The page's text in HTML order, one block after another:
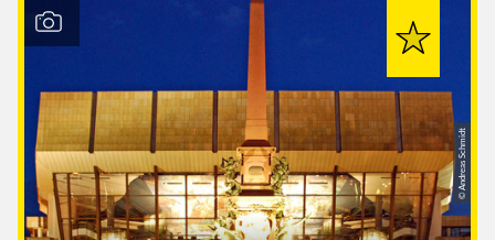
© Andreas Schmidt